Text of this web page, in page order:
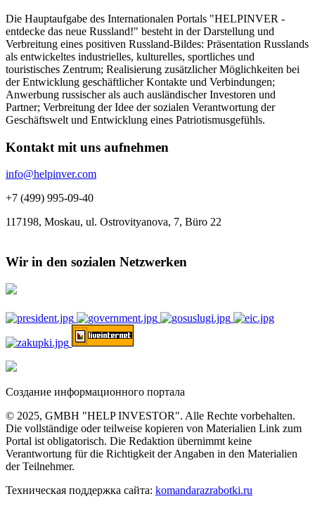
Die Hauptaufgabe des Internationalen Portals "HELPINVER -
entdecke das neue Russland!" besteht in der Darstellung und
Verbreitung eines positiven Russland-Bildes: Präsentation Russlands
als entwickeltes industrielles, kulturelles, sportliches und
touristisches Zentrum; Realisierung zusätzlicher Möglichkeiten bei
der Entwicklung geschäftlicher Kontakte und Verbindungen;
Anwerbung russischer als auch ausländischer Investoren und
Partner; Verbreitung der Idee der sozialen Verantwortung der
Geschäftswelt und Entwicklung eines Patriotismusgefühls.
Kontakt mit uns aufnehmen
info@helpinver.com
+7 (499) 995-09-40
117198, Moskau, ul. Ostrovityanova, 7, Büro 22
Wir in den sozialen Netzwerken
Создание информационного портала
© 2025, GMBH "HELP INVESTOR". Alle Rechte vorbehalten.
Die vollständige oder teilweise kopieren von Materialien Link zum
Portal ist obligatorisch. Die Redaktion übernimmt keine
Verantwortung für die Richtigkeit der Angaben in den Materialien
der Teilnehmer.
Техническая поддержка сайта: komandarazrabotki.ru